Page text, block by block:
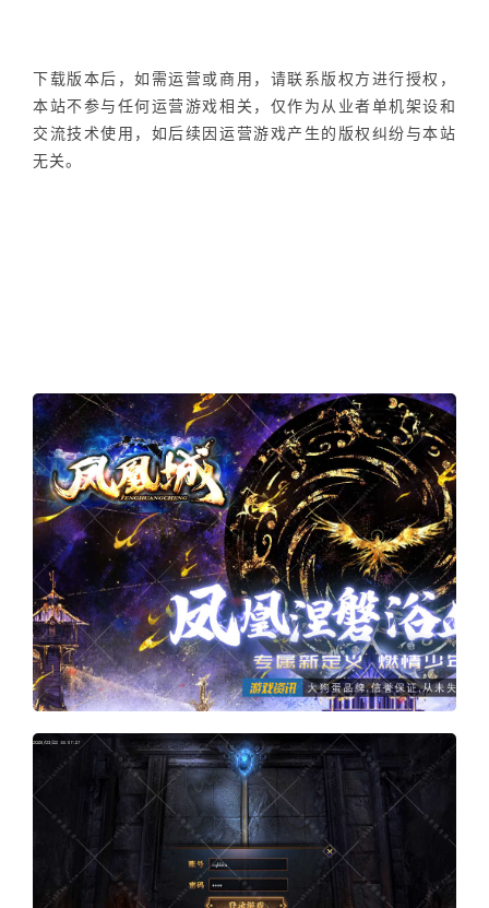
下载版本后，如需运营或商用，请联系版权方进行授权，
本站不参与任何运营游戏相关，仅作为从业者单机架设和
交流技术使用，如后续因运营游戏产生的版权纠纷与本站
无关。